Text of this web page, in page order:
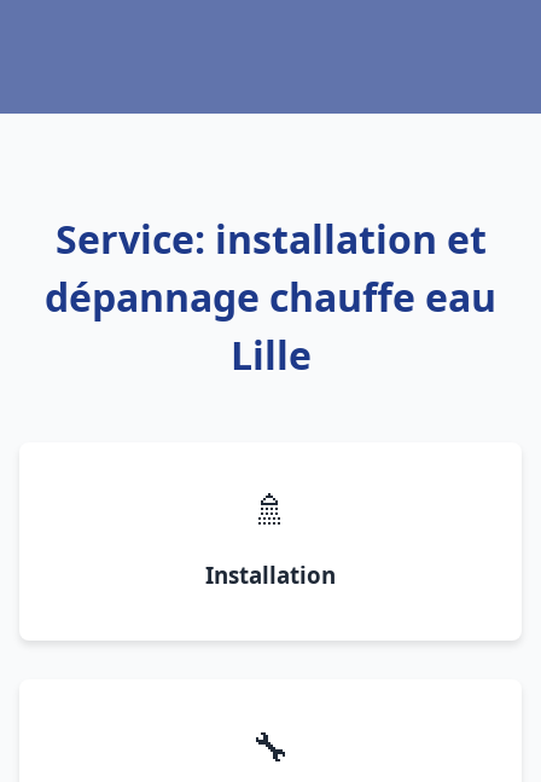
Service: installation et
dépannage chauffe eau
Lille
🚿
Installation
🔧